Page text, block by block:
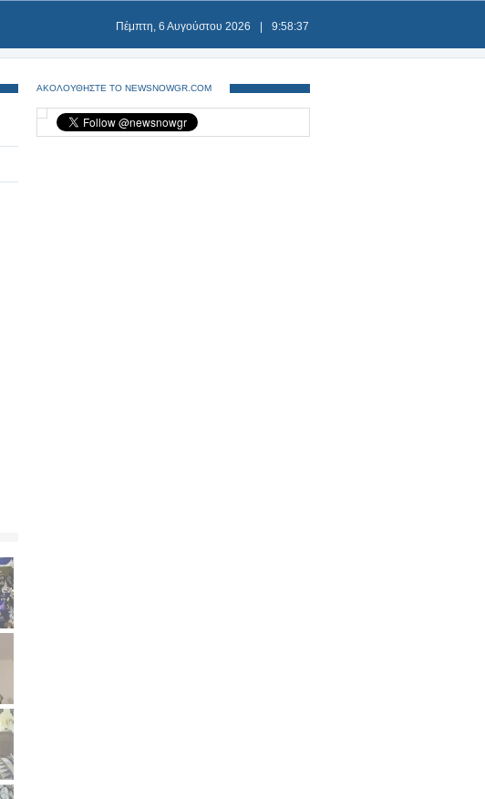
Πέμπτη, 6 Αυγούστου 2026 9:58:38
ΑΚΟΛΟΥΘΗΣΤΕ ΤΟ NEWSNOWGR.COM